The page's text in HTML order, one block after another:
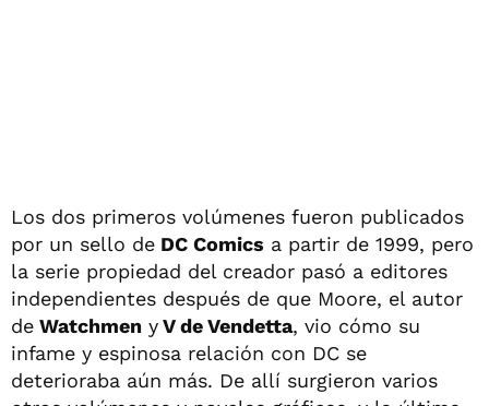
Los dos primeros volúmenes fueron publicados
por un sello de DC Comics a partir de 1999, pero
la serie propiedad del creador pasó a editores
independientes después de que Moore, el autor
de Watchmen yV de Vendetta, vio cómo su
infame y espinosa relación con DC se
deterioraba aún más. De allí surgieron varios